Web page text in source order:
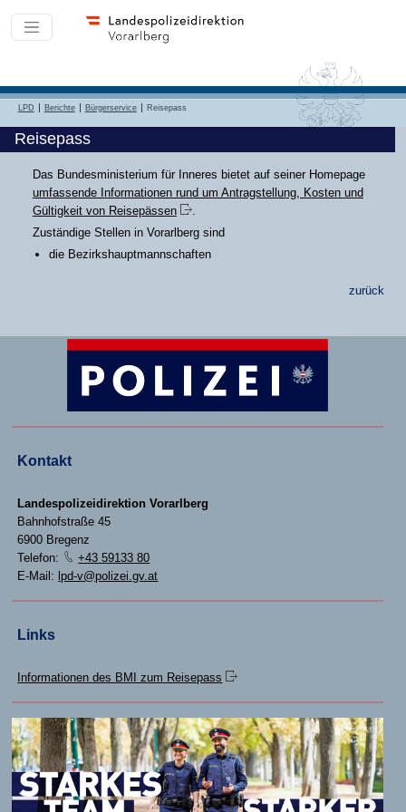
LPD Berichte Bürgerservice Reisepass
Reisepass
Das Bundesministerium für Inneres bietet auf seiner Homepage
umfassende Informationen rund um Antragstellung, Kosten und
Gültigkeit von Reisepässen
.
Zuständige Stellen in Vorarlberg sind
die Bezirkshauptmannschaften
zurück
Kontakt
Landespolizeidirektion Vorarlberg
Bahnhofstraße 45
6900 Bregenz
Telefon:
+43 59133 80
E-Mail: lpd-v@polizei.gv.at
Links
Informationen des BMI zum Reisepass